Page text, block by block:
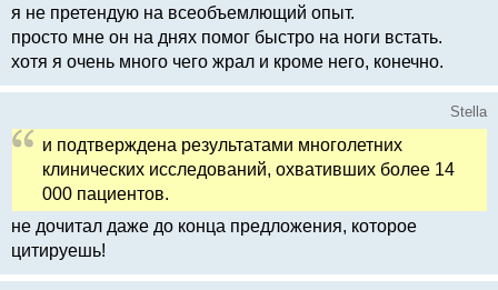
я не претендую на всеобъемлющий опыт.
просто мне он на днях помог быстро на ноги встать.
хотя я очень много чего жрал и кроме него, конечно.
Stella
и подтверждена результатами многолетних
клинических исследований, охвативших более 14
000 пациентов.
не дочитал даже до конца предложения, которое
цитируешь!